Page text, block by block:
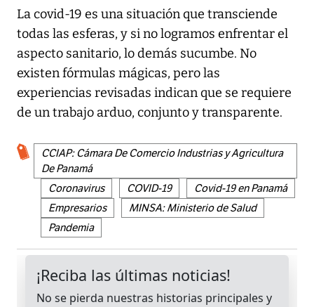
La covid-19 es una situación que transciende
todas las esferas, y si no logramos enfrentar el
aspecto sanitario, lo demás sucumbe. No
existen fórmulas mágicas, pero las
experiencias revisadas indican que se requiere
de un trabajo arduo, conjunto y transparente.
CCIAP: Cámara De Comercio Industrias y Agricultura
De Panamá
Coronavirus
COVID-19
Covid-19 en Panamá
Empresarios
MINSA: Ministerio de Salud
Pandemia